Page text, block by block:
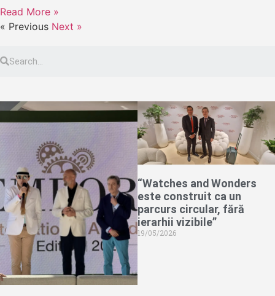
Read More »
« Previous Next »
“Watches and Wonders
este construit ca un
parcurs circular, fără
ierarhii vizibile”
19/05/2026